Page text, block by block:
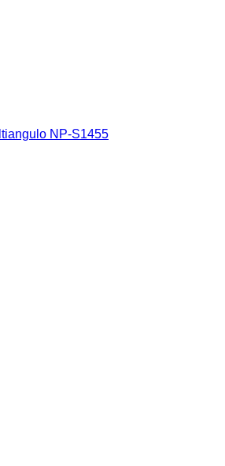
NP-S1455